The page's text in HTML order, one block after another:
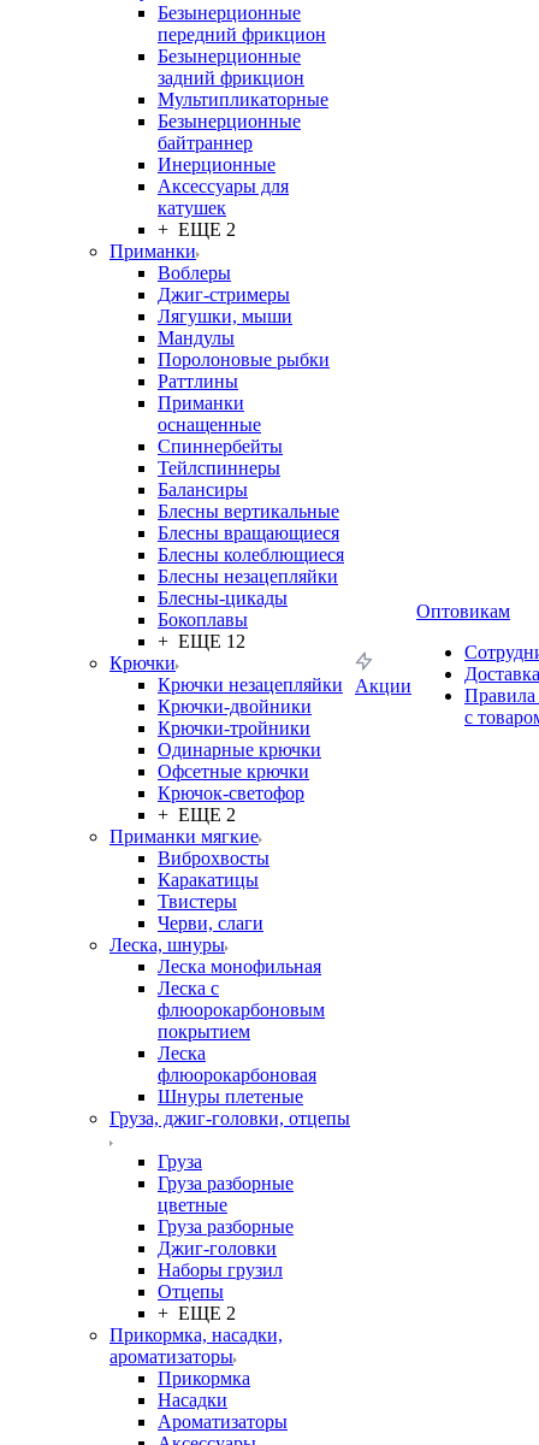
Безынерционные
передний фрикцион
Безынерционные
задний фрикцион
Мультипликаторные
Безынерционные
байтраннер
Инерционные
Аксессуары для
катушек
+ ЕЩЕ 2
Приманки
Воблеры
Джиг-стримеры
Лягушки, мыши
Мандулы
Поролоновые рыбки
Раттлины
Приманки
оснащенные
Спиннербейты
Тейлспиннеры
Балансиры
Блесны вертикальные
Блесны вращающиеся
Блесны колеблющиеся
Блесны незацепляйки
Блесны-цикады
Бокоплавы
+ ЕЩЕ 12
Крючки
Крючки незацепляйки
Крючки-двойники
Крючки-тройники
Одинарные крючки
Офсетные крючки
Крючок-светофор
+ ЕЩЕ 2
Приманки мягкие
Виброхвосты
Каракатицы
Твистеры
Черви, слаги
Леска, шнуры
Леска монофильная
Леска с
флюорокарбоновым
покрытием
Леска
флюорокарбоновая
Шнуры плетеные
Груза, джиг-головки, отцепы
Груза
Груза разборные
цветные
Груза разборные
Джиг-головки
Наборы грузил
Отцепы
+ ЕЩЕ 2
Прикормка, насадки,
ароматизаторы
Прикормка
Насадки
Ароматизаторы
Акции
Оптовикам
Доставка
Правила
с